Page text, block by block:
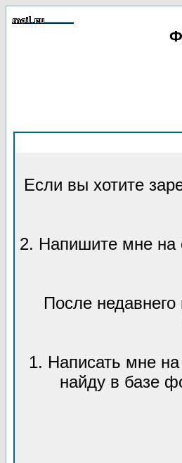
Если вы хотите
2. Напишите мне на
После
1. Написать мне
найду в базе